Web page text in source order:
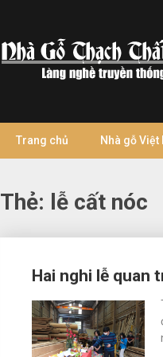
Trang chủ Nhà gỗ Việt
Thẻ: lễ cất nóc
Hai nghi lễ quan
navigation